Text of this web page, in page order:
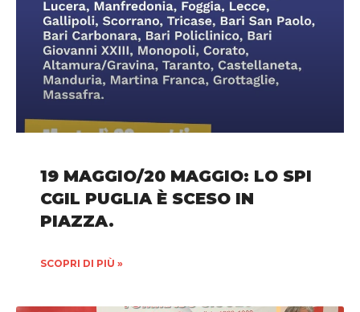
19 MAGGIO/20 MAGGIO: LO SPI
CGIL PUGLIA È SCESO IN
PIAZZA.
SCOPRI DI PIÙ »